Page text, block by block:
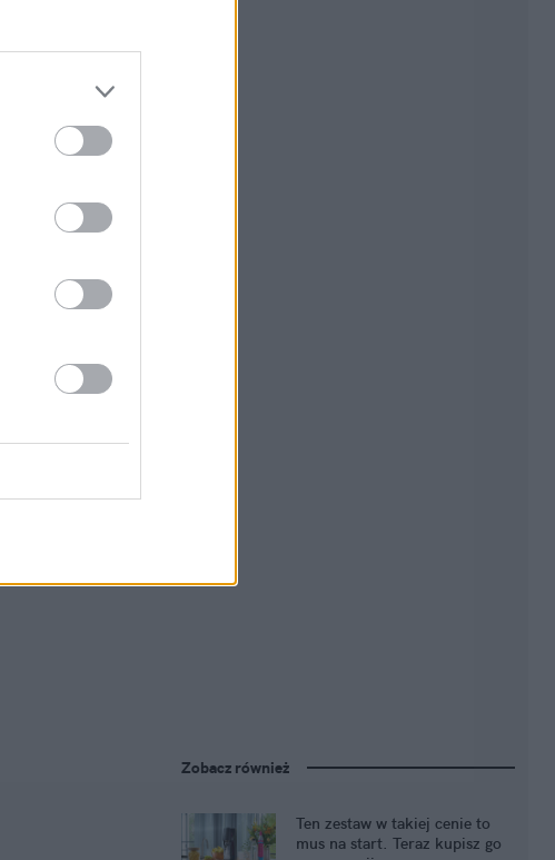
Zobacz również
Ten zestaw w takiej cenie to
mus na start. Teraz kupisz go